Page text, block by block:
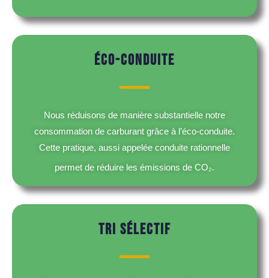
ÉCO-CONDUITE
Nous réduisons de manière substantielle notre
consommation de carburant grâce à l’éco-conduite.
Cette pratique, aussi appelée conduite rationnelle
permet de réduire les émissions de CO₂.
TRI SÉLECTIF